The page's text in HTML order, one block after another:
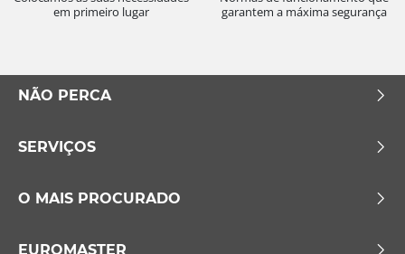
em primeiro lugar
garantem a máxima segurança
NÃO PERCA
SERVIÇOS
O MAIS PROCURADO
EUROMASTER